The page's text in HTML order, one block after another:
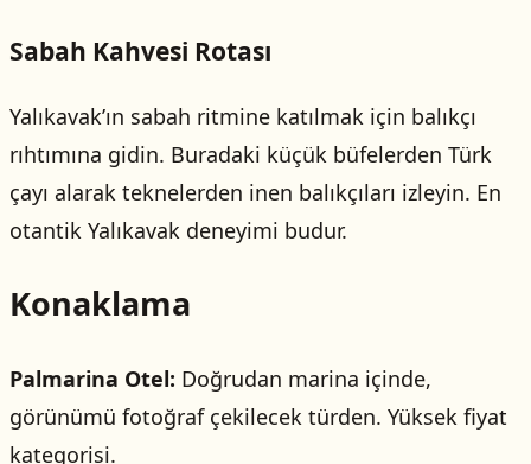
Sabah Kahvesi Rotası
Yalıkavak’ın sabah ritmine katılmak için balıkçı
rıhtımına gidin. Buradaki küçük büfelerden Türk
çayı alarak teknelerden inen balıkçıları izleyin. En
otantik Yalıkavak deneyimi budur.
Konaklama
Palmarina Otel: Doğrudan marina içinde,
görünümü fotoğraf çekilecek türden. Yüksek fiyat
kategorisi.